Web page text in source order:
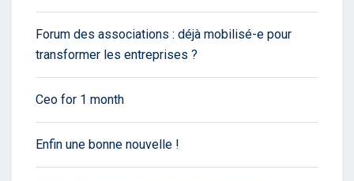
Forum des associations : déjà mobilisé-e pour
transformer les entreprises ?
Ceo for 1 month
Enfin une bonne nouvelle !